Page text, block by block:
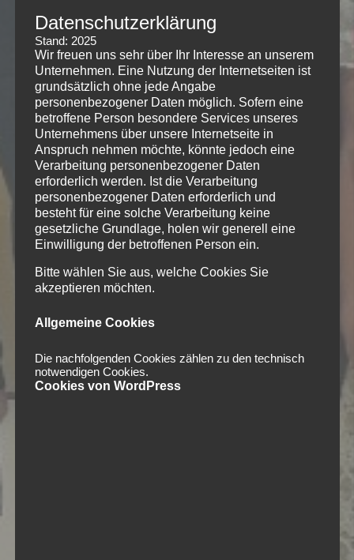
Datenschutzerklärung
Stand: 2025
Wir freuen uns sehr über Ihr Interesse an unserem
Unternehmen. Eine Nutzung der Internetseiten ist
grundsätzlich ohne jede Angabe
personenbezogener Daten möglich. Sofern eine
betroffene Person besondere Services unseres
Unternehmens über unsere Internetseite in
Anspruch nehmen möchte, könnte jedoch eine
Verarbeitung personenbezogener Daten
erforderlich werden. Ist die Verarbeitung
personenbezogener Daten erforderlich und
besteht für eine solche Verarbeitung keine
gesetzliche Grundlage, holen wir generell eine
Einwilligung der betroffenen Person ein.
Bitte wählen Sie aus, welche Cookies Sie
akzeptieren möchten.
Allgemeine Cookies
Die nachfolgenden Cookies zählen zu den technisch
notwendigen Cookies.
Cookies von WordPress